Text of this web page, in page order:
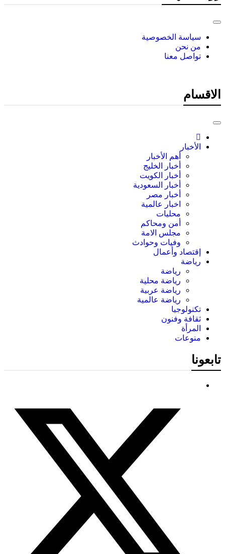
سياسة الخصوصية
من نحن
تواصل معنا
الاقسام
الأخبار
أهم الأخبار
أخبار الخليج
أخبار الكويت
أخبار السعودية
أخبار مصر
اخبار عالمية
محليات
أمن ومحاكم
مجلس الامة
وفيات وحوادث
إقتصاد وأعمال
رياضة
رياضة
رياضة محلية
رياضة عربية
رياضة عالمية
تكنولوجيا
ثقافة وفنون
المرأة
منوعات
تابعونا